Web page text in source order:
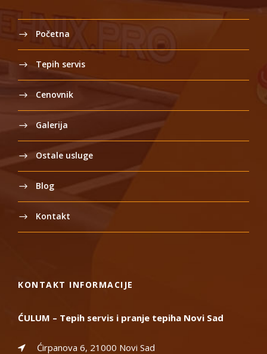
Početna
Tepih servis
Cenovnik
Galerija
Ostale usluge
Blog
Kontakt
KONTAKT INFORMACIJE
ĆULUM – Tepih servis i pranje tepiha Novi Sad
Ćirpanova 6, 21000 Novi Sad